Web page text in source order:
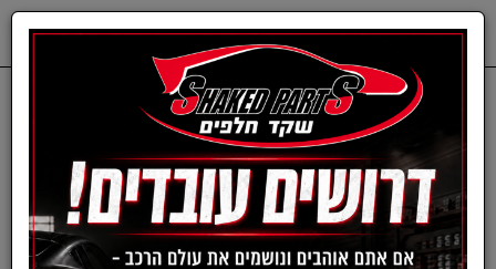
ציוד, אביזרים ומוצרים לרכב קומפרסור לרכב
קיט קומפרסור לרכב FLAT
TYRE REPAIR מבית
ORSAM